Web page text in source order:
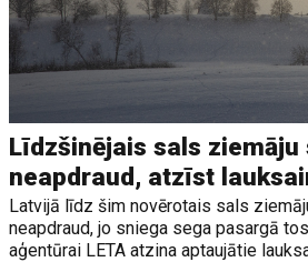
Līdzšinējais sals ziemāju
neapdraud, atzīst
Latvijā līdz šim novērotais sals
neapdraud, jo sniega sega pasargā
aģentūrai LETA atzina aptaujātie